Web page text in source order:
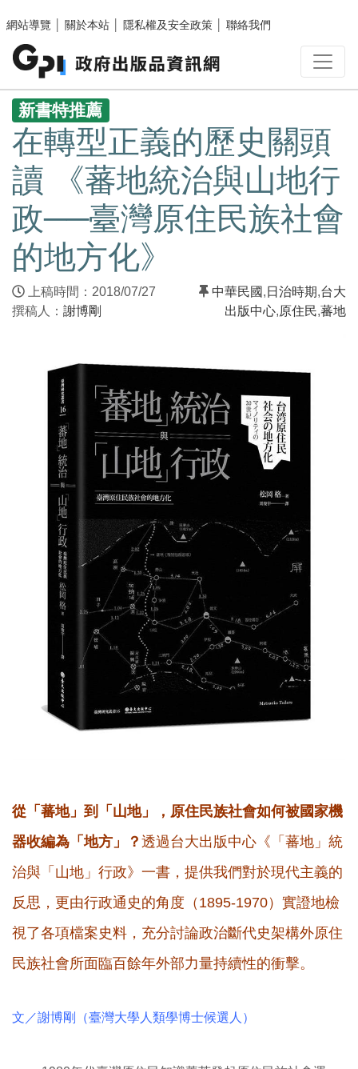
網站導覽
關於本站 隱私權及安全政策 聯絡我們
:::
新書特推薦
在轉型正義的歷史關頭
讀 《蕃地統治與山地行
政──臺灣原住民族社會
的地方化》
上稿時間：2018/07/27
撰稿人： 謝博剛
中華民國 , 日治時期,台大
出版中心,原住民,蕃地
從「蕃地」到「山地」，原住民族社會如何被國家機
器收編為「地方」？ 透過台大出版中心《「蕃地」統
治與「山地」行政》一書，提供我們對於現代主義的
反思，更由行政通史的角度（1895-1970）實證地檢
視了各項檔案史料，充分討論政治斷代史架構外原住
民族社會所面臨百餘年外部力量持續性的衝擊。
文／謝博剛（臺灣大學人類學博士候選人）